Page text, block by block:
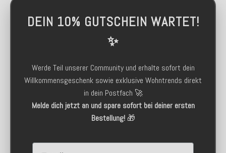
DEIN 10% GUTSCHEIN WARTET!
✨
Werde Teil unserer Community und erhalte sofort dein
Willkommensgeschenk sowie exklusive Wohntrends direkt
in dein Postfach 🚀
Melde dich jetzt an und spare sofort bei deiner ersten
Bestellung!🎁
Email